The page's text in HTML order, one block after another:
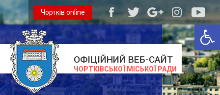
ОФІЦІЙНИЙ ВЕБ-САЙТ
ЧОРТКІВСЬКОЇ МІСЬКОЇ РАДИ
Чортків online